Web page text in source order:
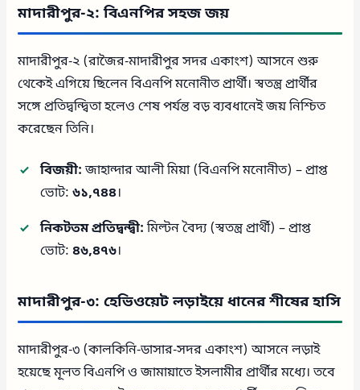
মাদারীপুর-২: বিএনপির সহজ জয়
মাদারীপুর-২ (রাজৈর-মাদারীপুর সদর একাংশ) আসনে শুরু
থেকেই এগিয়ে ছিলেন বিএনপি মনোনীত প্রার্থী। স্বতন্ত্র প্রার্থীর
সঙ্গে প্রতিদ্বন্দ্বিতা হলেও শেষ পর্যন্ত বড় ব্যবধানেই জয় নিশ্চিত
করেছেন তিনি।
বিজয়ী:জাহান্দার আলী মিয়া (বিএনপি মনোনীত) – প্রাপ্ত
ভোট:৬১,৭৪৪।
নিকটতম প্রতিদ্বন্দ্বী:মিল্টন বৈদ্য (স্বতন্ত্র প্রার্থী) – প্রাপ্ত
ভোট: ৪৬,৪৭৬।
মাদারীপুর-৩: হেভিওয়েট লড়াইয়ে ধানের শীষের হাসি
মাদারীপুর-৩ (কালকিনি-ডাসার-সদর একাংশ) আসনে লড়াই
হয়েছে মূলত বিএনপি ও জামায়াতে ইসলামীর প্রার্থীর মধ্যে। তবে